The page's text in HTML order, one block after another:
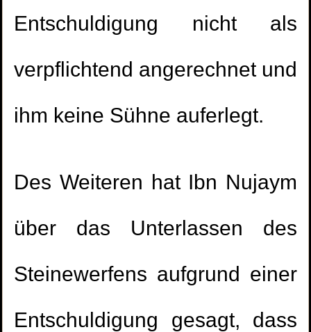
Entschuldigung nicht als
verpflichtend angerechnet und
ihm keine Sühne auferlegt.
Des Weiteren hat Ibn Nujaym
über das Unterlassen des
Steinewerfens aufgrund einer
Entschuldigung gesagt, dass